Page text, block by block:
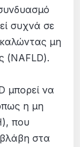
συχνά σε
μη
(NAFLD).
μπορεί να
η μη
που
στα